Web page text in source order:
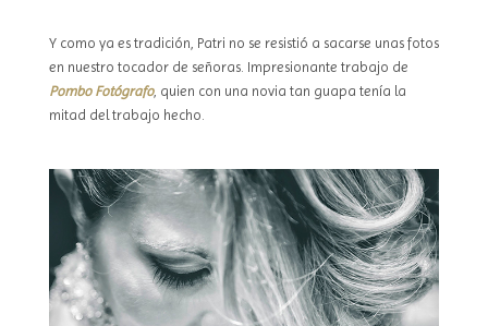
Y como ya es tradición, Patri no se resistió a sacarse unas fotos
en nuestro tocador de señoras. Impresionante trabajo de
Pombo Fotógrafo, quien con una novia tan guapa tenía la
mitad del trabajo hecho.